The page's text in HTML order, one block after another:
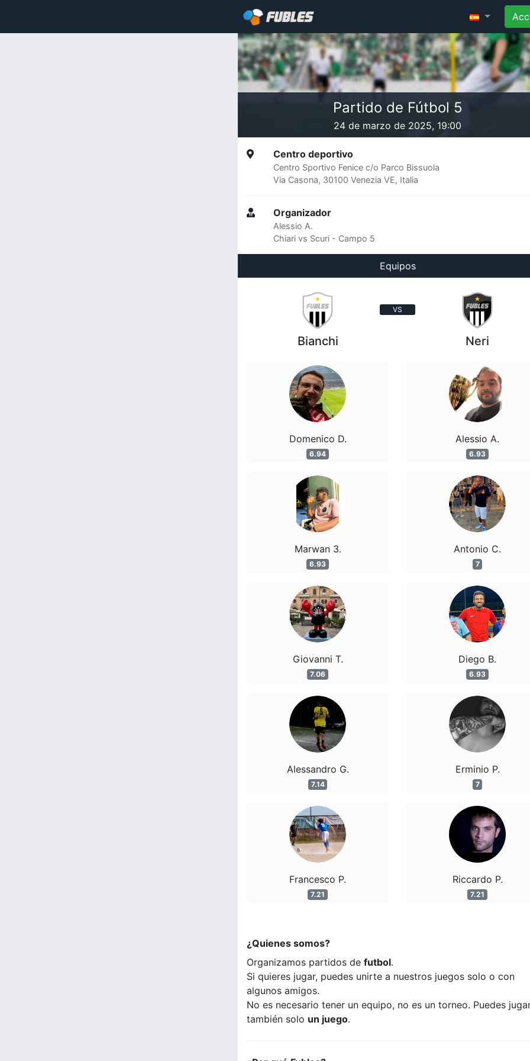
Partido de Fútbol 5
24 de marzo de 2025, 19:00
Centro deportivo
Centro Sportivo Fenice c/o Parco Bissuola
Via Casona, 30100 Venezia VE, Italia
Organizador
Alessio A.
Chiari vs Scuri - Campo 5
Equipos
VS
Bianchi
Domenico D.
6.94
Marwan 3.
6.93
Giovanni T.
7.06
Alessandro G.
7.14
Francesco P.
7.21
Neri
Alessio A.
6.93
Antonio C.
7
Diego B.
6.93
Erminio P.
7
Riccardo P.
7.21
¿Quienes somos?
Organizamos partidos de futbol.
Si quieres jugar, puedes unirte a nuestros juegos solo o con
algunos amigos.
No es necesario tener un equipo, no es un torneo. Puedes
también solo un juego.